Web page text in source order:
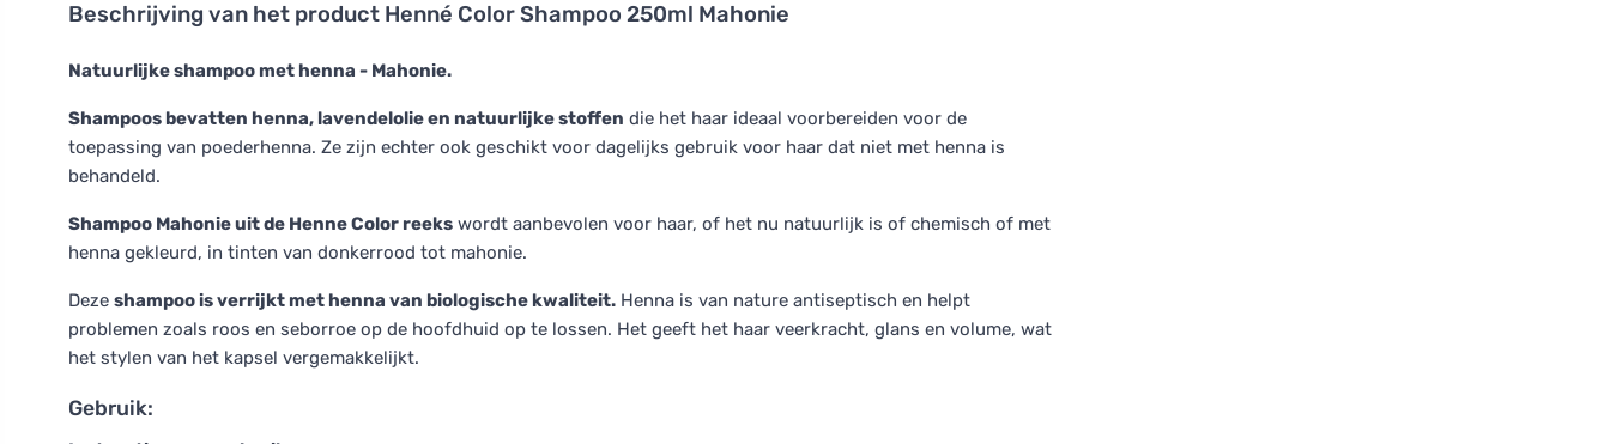
Beschrijving van het product Henné Color Shampoo 250ml Mahonie
Natuurlijke shampoo met henna - Mahonie.
Shampoos bevatten henna, lavendelolie en natuurlijke stoffen die het haar ideaal voorbereiden voor de
toepassing van poederhenna. Ze zijn echter ook geschikt voor dagelijks gebruik voor haar dat niet met henna is
behandeld.
Shampoo Mahonie uit de Henne Color reeks wordt aanbevolen voor haar, of het nu natuurlijk is of chemisch of met
henna gekleurd, in tinten van donkerrood tot mahonie.
Deze shampoo is verrijkt met henna van biologische kwaliteit. Henna is van nature antiseptisch en helpt
problemen zoals roos en seborroe op de hoofdhuid op te lossen. Het geeft het haar veerkracht, glans en volume, wat
het stylen van het kapsel vergemakkelijkt.
Gebruik: